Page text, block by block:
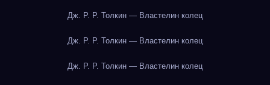
Дж. Р. Р. Толкин — Властелин колец
Дж. Р. Р. Толкин — Властелин колец
Дж. Р. Р. Толкин — Властелин колец